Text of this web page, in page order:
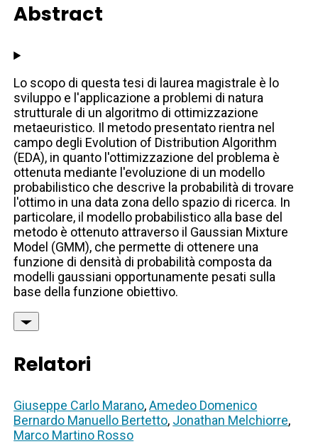
Abstract
Lo scopo di questa tesi di laurea magistrale è lo
sviluppo e l'applicazione a problemi di natura
strutturale di un algoritmo di ottimizzazione
metaeuristico. Il metodo presentato rientra nel
campo degli Evolution of Distribution Algorithm
(EDA), in quanto l'ottimizzazione del problema è
ottenuta mediante l'evoluzione di un modello
probabilistico che descrive la probabilità di trovare
l'ottimo in una data zona dello spazio di ricerca. In
particolare, il modello probabilistico alla base del
metodo è ottenuto attraverso il Gaussian Mixture
Model (GMM), che permette di ottenere una
funzione di densità di probabilità composta da
modelli gaussiani opportunamente pesati sulla
base della funzione obiettivo.
Relatori
Giuseppe Carlo Marano,Amedeo Domenico
Bernardo Manuello Bertetto, Jonathan Melchiorre,
Marco Martino Rosso